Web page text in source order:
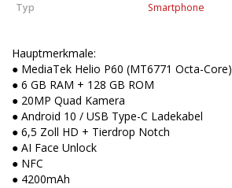
Typ
Smartphone
Hauptmerkmale:
● MediaTek Helio P60 (MT6771 Octa-Core)
● 6 GB RAM + 128 GB ROM
● 20MP Quad Kamera
● Android 10 / USB Type-C Ladekabel
● 6,5 Zoll HD + Tierdrop Notch
● AI Face Unlock
● NFC
● 4200mAh